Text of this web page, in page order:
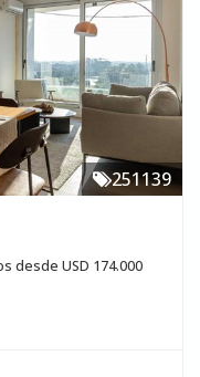
251139
desde USD 174.000